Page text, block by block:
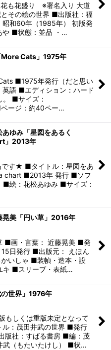
も花盛り ※署名入り 大道
その絵の世界 ■出版社：福
和60年（1985年） 初版発
や ■状態：並品 ・…
More Cats」1975年
■1975年発行（だと思い
語 ■エディション：ハード
。 ■サイズ：
ージ：約40ペー…
あゆみ「星図をあるく
」2013年
す★ ■タイトル：星図をあ
chart ■2013年 発行 ■ソフ
■絵：花松あゆみ ■サイズ：
晃美「円い草」2016年
■画・言葉： 近藤晃美 ■発
日発行 ■出版元： えほん
いしゃ ■装幀・造本・設
キ ■スリーブ・表紙…
世界」1976年
もしくは重版未定となって
：茂田井武の世界 ■発行
版社：すばる書房 ■編：茂
（もたいたけし） ■状…